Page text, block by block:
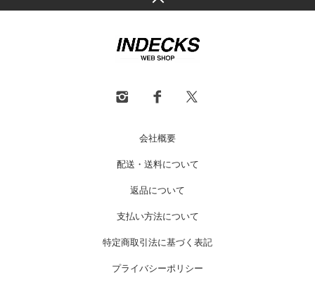
会社概要
配送・送料について
返品について
支払い方法について
特定商取引法に基づく表記
プライバシーポリシー